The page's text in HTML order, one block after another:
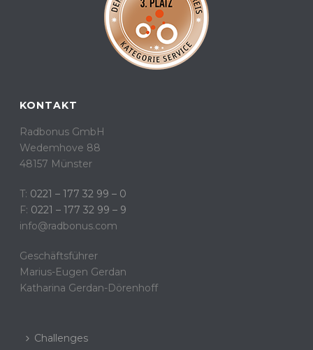
KONTAKT
Radbonus GmbH
Wedemhove 88
48157 Münster
T: 0221 – 177 32 99 – 0
F: 0221 – 177 32 99 – 9
info@radbonus.com
Geschäftsführer
Marius-Eugen Gerdan
Katharina Gerdan-Dörenhoff
Challenges